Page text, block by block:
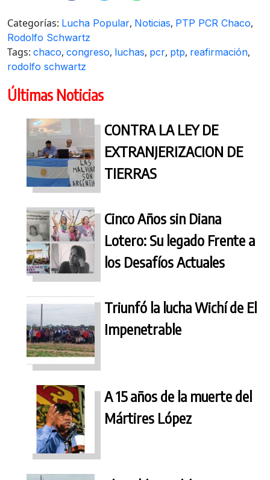
Categorías: Lucha Popular, Noticias, PTP PCR Chaco,
Rodolfo Schwartz
Tags: chaco, congreso, luchas, pcr, ptp, reafirmación,
rodolfo schwartz
Últimas Noticias
CONTRA LA LEY DE
EXTRANJERIZACION DE
TIERRAS
Cinco Años sin Diana
Lotero: Su legado Frente a
los Desafíos Actuales
Triunfó la lucha Wichí de El
Impenetrable
A 15 años de la muerte del
Mártires López